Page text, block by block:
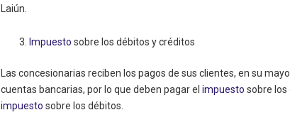
Laiún.
Impuesto sobre los débitos y créditos
Las concesionarias reciben los pagos de sus clientes, en su
cuentas bancarias, por lo que deben pagar el impuesto sobre
impuesto sobre los débitos.